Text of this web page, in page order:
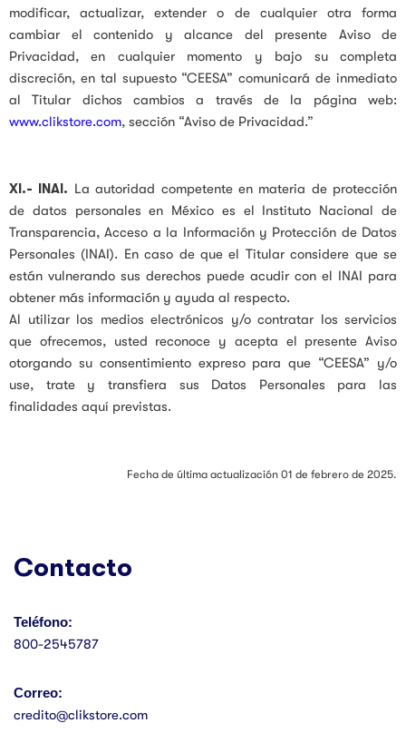
modificar, actualizar, extender o de cualquier otra forma
cambiar el contenido y alcance del presente Aviso de
Privacidad, en cualquier momento y bajo su completa
discreción, en tal supuesto “CEESA” comunicará de inmediato
al Titular dichos cambios a través de la página web:
www.clikstore.com, sección “Aviso de Privacidad.”
XI.- INAI. La autoridad competente en materia de protección
de datos personales en México es el Instituto Nacional de
Transparencia, Acceso a la Información y Protección de Datos
Personales (INAI). En caso de que el Titular considere que se
están vulnerando sus derechos puede acudir con el INAI para
obtener más información y ayuda al respecto.
Al utilizar los medios electrónicos y/o contratar los servicios
que ofrecemos, usted reconoce y acepta el presente Aviso
otorgando su consentimiento expreso para que “CEESA” y/o
use, trate y transfiera sus Datos Personales para las
finalidades aquí previstas.
Fecha de última actualización 01 de febrero de 2025.
Contacto
Teléfono:
800-2545787
Correo:
credito@clikstore.com